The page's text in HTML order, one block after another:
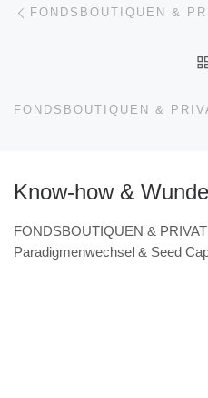
Know-how &
FONDSBOUTIQUEN &
Paradigmenwechsel & Seed